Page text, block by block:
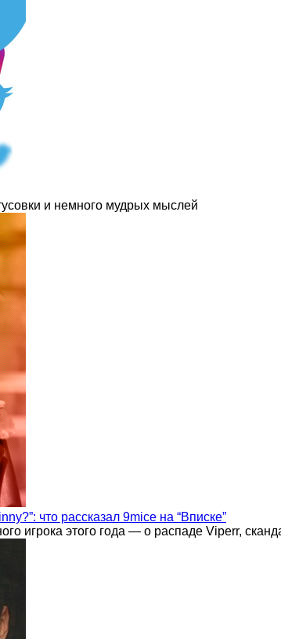
и немного мудрых мыслей
что рассказал 9mice на “Вписке”
игрока этого года — о распаде Viperr,